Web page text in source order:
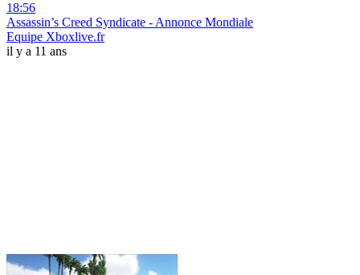
18:56
Assassin’s Creed Syndicate - Annonce Mondiale
Equipe Xboxlive.fr
il y a 11 ans